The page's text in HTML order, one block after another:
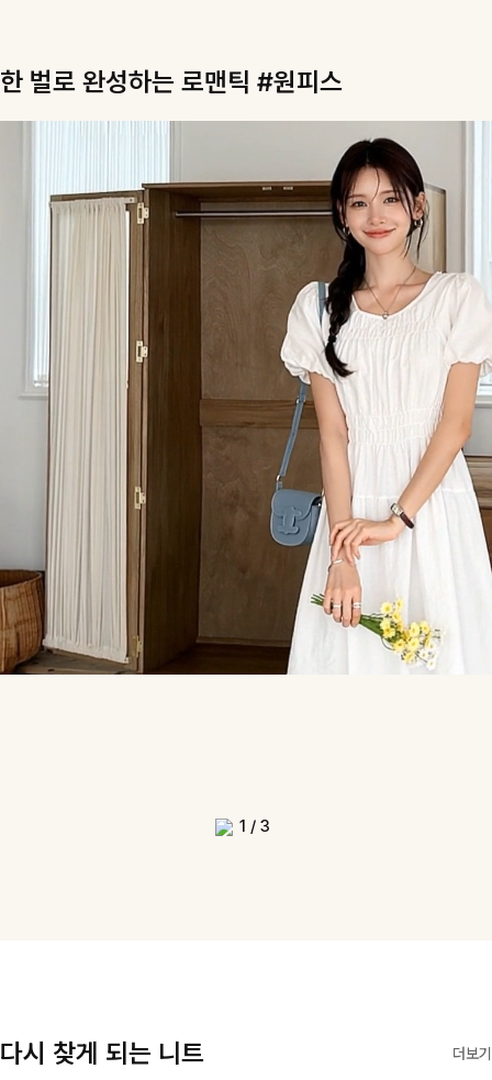
한 벌로 완성하는 로맨틱 #원피스
1 / 3
다시 찾게 되는 니트 더보기